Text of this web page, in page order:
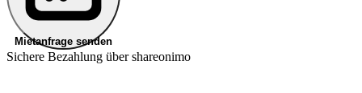
Mietanfrage senden
Sichere Bezahlung über shareonimo